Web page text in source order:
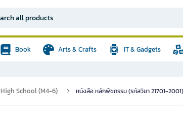
Book Arts & Crafts IT & Gadgets
High School (M4-6) หนังสือ หลักพืชกรรม (รหัสวิชา 21701-2001)